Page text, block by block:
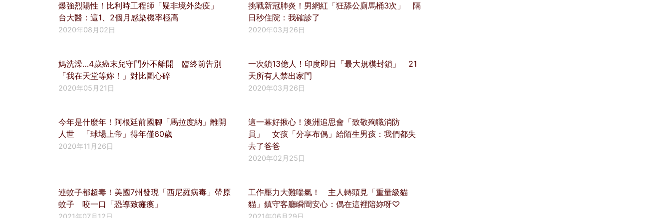
爆強烈陽性！比利時工程師「疑非境外染疫」
台大醫：這1、2個月感染機率極高
2020年08月02日
挑戰新冠肺炎！男網紅「狂舔公廁馬桶3次」 隔
日秒住院：我確診了
2020年03月26日
媽洗澡…4歲癌末兒守門外不離開 臨終前告別
「我在天堂等妳！」對比圖心碎
2020年05月21日
一次鎖13億人！印度即日「最大規模封鎖」 21
天所有人禁出家門
2020年03月26日
今年是什麼年！阿根廷前國腳「馬拉度納」離開
人世 「球場上帝」得年僅60歲
2020年11月26日
這一幕好揪心！澳洲追思會「致敬殉職消防
員」 女孩「分享布偶」給陌生男孩：我們都失
去了爸爸
2020年02月25日
連蚊子都超毒！美國7州發現「西尼羅病毒」帶原
蚊子 咬一口「恐導致癱瘓」
工作壓力大難喘氣！ 主人轉頭見「重量級貓
貓」鎮守客廳瞬間安心：偶在這裡陪妳呀♡